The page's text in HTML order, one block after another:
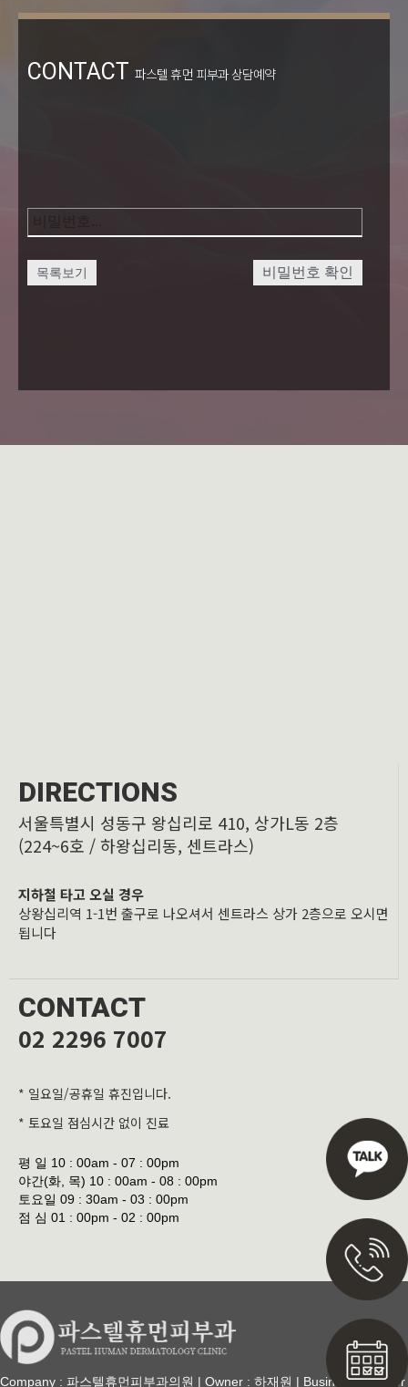
CONTACT 파스텔 휴먼 피부과 상담예약
목록보기 비밀번호 확인
DIRECTIONS
서울특별시 성동구 왕십리로 410, 상가L동 2층
(224~6호 / 하왕십리동, 센트라스)
지하철 타고 오실 경우
상왕십리역 1-1번 출구로 나오셔서 센트라스 상가 2층으로 오시면
됩니다
CONTACT
02 2296 7007
* 일요일/공휴일 휴진입니다.
* 토요일 점심시간 없이 진료
평 일 10 : 00am - 07 : 00pm
야간(화, 목) 10 : 00am - 08 : 00pm
토요일 09 : 30am - 03 : 00pm
점 심 01 : 00pm - 02 : 00pm
Company : 파스텔휴먼피부과의원 | Owner : 하재원 | Business Number